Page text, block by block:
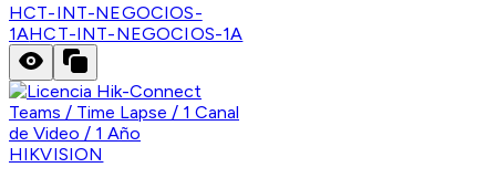
HCT-INT-NEGOCIOS-
1AHCT-INT-NEGOCIOS-1A
HIKVISION